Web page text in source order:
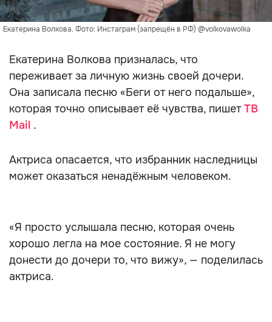
Екатерина Волкова. Фото: Инстаграм (запрещён в РФ) @volkovawolka
Екатерина Волкова призналась, что
переживает за личную жизнь своей дочери.
Она записала песню «Беги от него подальше»,
которая точно описывает её чувства, пишетТВ
Mail .
Актриса опасается, что избранник наследницы
может оказаться ненадёжным человеком.
«Я просто услышала песню, которая очень
хорошо легла на мое состояние. Я не могу
донести до дочери то, что вижу», — поделилась
актриса.